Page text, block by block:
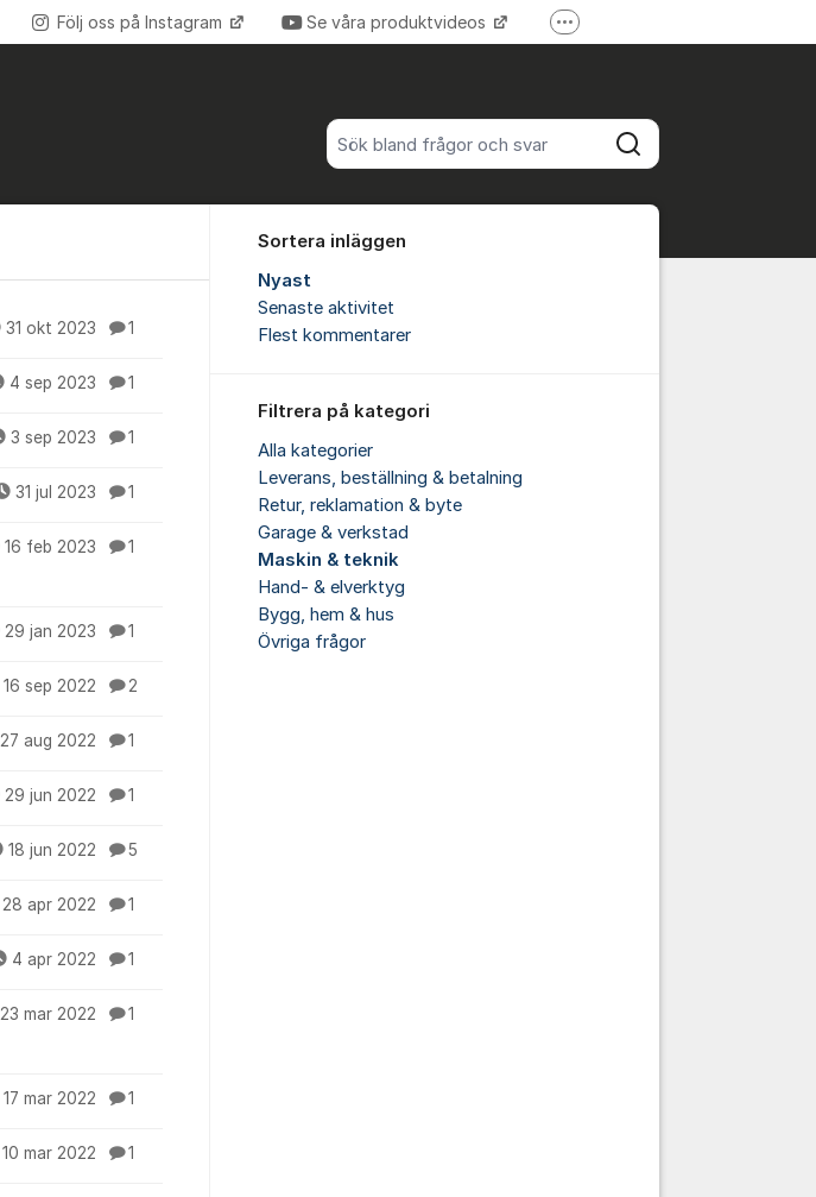
Sök bland alla inlägg
Sök
Följ oss på Instagram Se våra produktvideos Fler supportlänkar
31 okt 2023 1
4 sep 2023 1
3 sep 2023 1
31 jul 2023 1
16 feb 2023 1
29 jan 2023 1
16 sep 2022 2
27 aug 2022 1
29 jun 2022 1
18 jun 2022 5
28 apr 2022 1
4 apr 2022 1
23 mar 2022 1
17 mar 2022 1
10 mar 2022 1
Sortera inläggen
Nyast
Senaste aktivitet
Flest kommentarer
Filtrera på kategori
Alla kategorier
Leverans, beställning & betalning
Retur, reklamation & byte
Garage & verkstad
Maskin & teknik
Hand- & elverktyg
Bygg, hem & hus
Övriga frågor